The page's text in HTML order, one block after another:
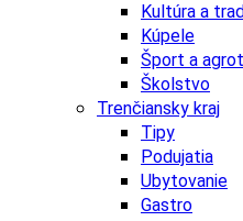
Kultúra a
Kúpele
Šport a
Školstvo
Trenčiansky kraj
Tipy
Podujatia
Ubytovanie
Gastro